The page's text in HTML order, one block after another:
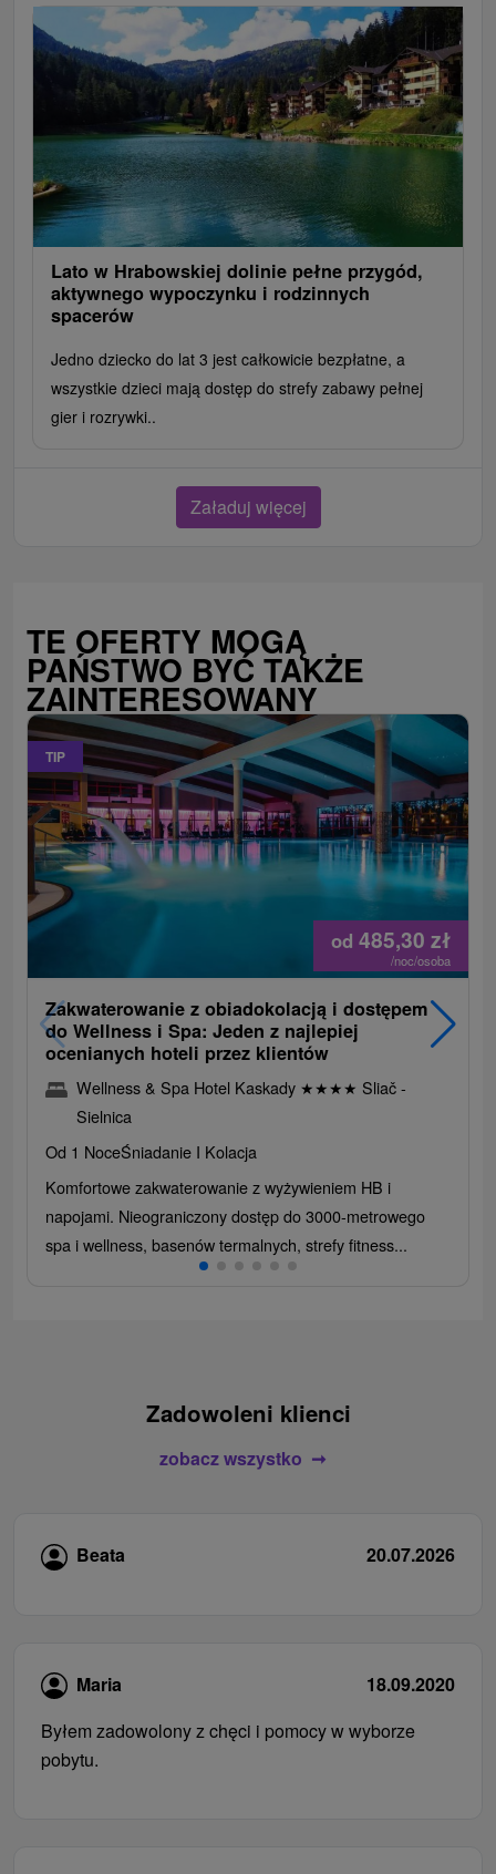
Lato w Hrabowskiej dolinie pełne przygód,
aktywnego wypoczynku i rodzinnych
spacerów
Jedno dziecko do lat 3 jest całkowicie bezpłatne, a
wszystkie dzieci mają dostęp do strefy zabawy pełnej
gier i rozrywki..
Załaduj więcej
TE OFERTY MOGĄ
PAŃSTWO BYĆ TAKŻE
ZAINTERESOWANY
TIP
od 485,30 zł
/noc/osoba
Zakwaterowanie z obiadokolacją i dostępem
do Wellness i Spa: Jeden z najlepiej
ocenianych hoteli przez klientów
Wellness & Spa Hotel Kaskady ★★★★ Sliač -
Sielnica
Od 1 NoceŚniadanie I Kolacja
Komfortowe zakwaterowanie z wyżywieniem HB i
napojami. Nieograniczony dostęp do 3000-metrowego
spa i wellness, basenów termalnych, strefy fitness...
Zadowoleni klienci
zobacz wszystko
Beata 20.07.2026
Maria
18.09.2020
Byłem zadowolony z chęci i pomocy w wyborze
pobytu.